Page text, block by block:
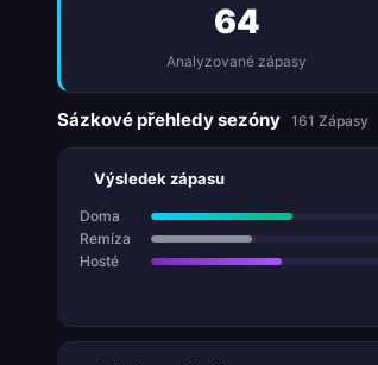
64
Analyzované zápasy
Sázkové přehledy sezóny 161 Zápasy
Výsledek zápasu
Doma
Remíza
Hosté